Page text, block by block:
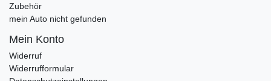
Zubehör
mein Auto nicht gefunden
Mein Konto
Widerruf
Widerrufformular